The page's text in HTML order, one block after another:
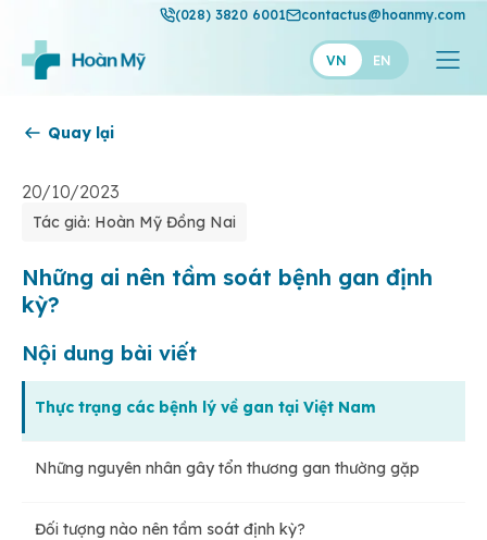
(028) 3820 6001 contactus@hoanmy.com
VN EN
Hạnh Phúc
Thuận Mỹ
Quay lại
20/10/2023
Tác giả: Hoàn Mỹ Đồng Nai
Những ai nên tầm soát bệnh gan định
kỳ?
Nội dung bài viết
Thực trạng các bệnh lý về gan tại Việt Nam
Những nguyên nhân gây tổn thương gan thường gặp
Đối tượng nào nên tầm soát định kỳ?